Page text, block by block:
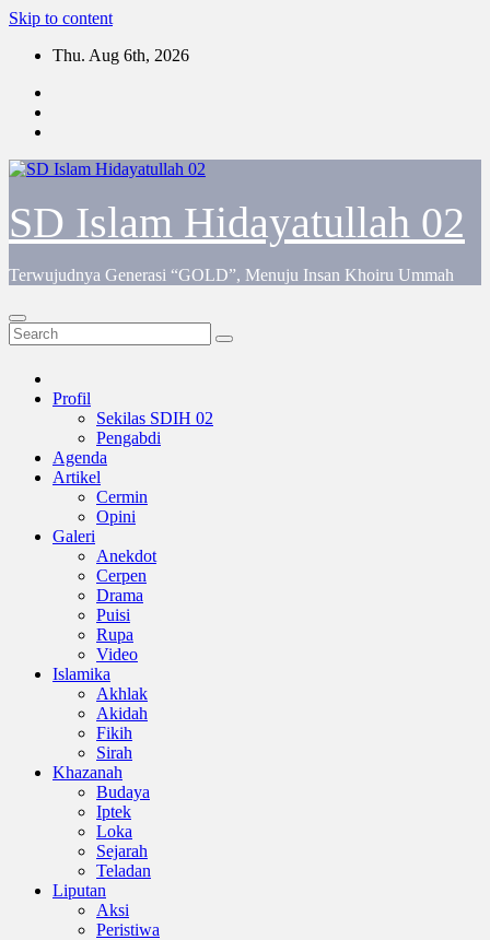
Skip to content
Thu. Aug 6th, 2026
SD Islam Hidayatullah 02
Terwujudnya Generasi “GOLD”, Menuju Insan Khoiru Ummah
Profil
Sekilas SDIH 02
Pengabdi
Agenda
Artikel
Cermin
Opini
Galeri
Anekdot
Cerpen
Drama
Puisi
Rupa
Video
Islamika
Akhlak
Akidah
Fikih
Sirah
Khazanah
Budaya
Iptek
Loka
Sejarah
Teladan
Liputan
Aksi
Peristiwa